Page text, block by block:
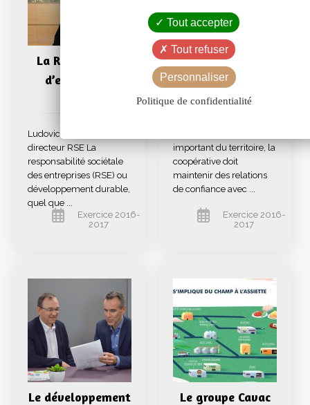
La RSE, un état
d’esprit qui
Ludovic Brindejonc
directeur RSE La
responsabilité sociétale
des entreprises (RSE) ou
développement durable,
quel que ...
Exercice 2016-
2017
Dialoguer avec
nos parties
prenantes
important du territoire, la
coopérative doit
maintenir des relations
de confiance avec ...
Exercice 2016-
2017
Le développement
Le groupe Cavac
Tout accepter
Tout refuser
Personnaliser
Politique de confidentialité